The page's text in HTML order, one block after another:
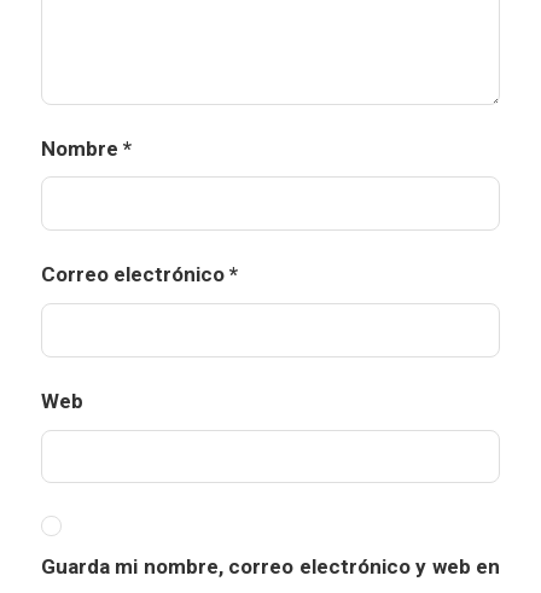
Nombre *
Correo electrónico *
Web
Guarda mi nombre, correo electrónico y web en